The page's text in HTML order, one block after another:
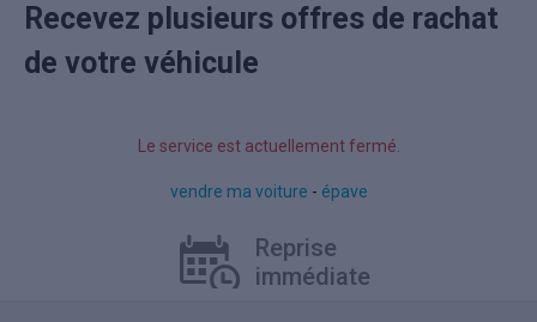
Recevez plusieurs offres de rachat
de votre véhicule
Le service est actuellement fermé.
vendre ma voiture - épave
Reprise
immédiate